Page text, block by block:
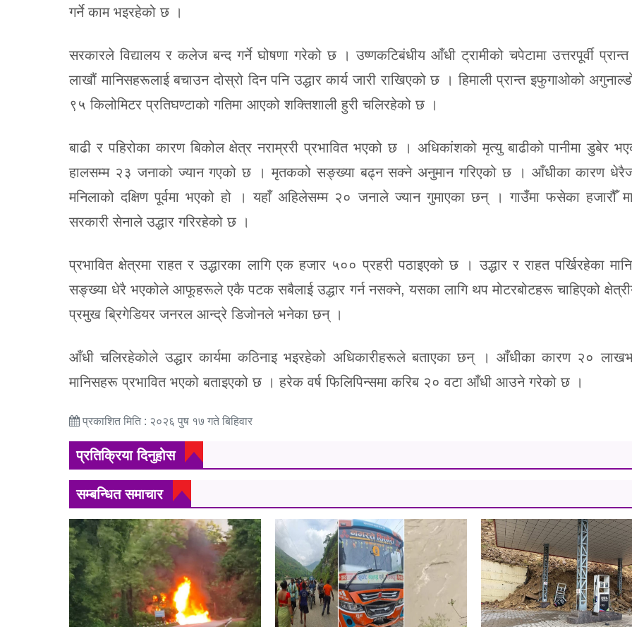
गर्ने काम भइरहेको छ ।
सरकारले विद्यालय र कलेज बन्द गर्ने घोषणा गरेको छ । उष्णकटिबंधीय आँधी ट्रामीको चपेटामा उत्तरपूर्वी
लाखौं मानिसहरूलाई बचाउन दोस्रो दिन पनि उद्धार कार्य जारी राखिएको छ । हिमाली प्रान्त इफुगाओको
९५ किलोमिटर प्रतिघण्टाको गतिमा आएको शक्तिशाली हुरी चलिरहेको छ ।
बाढी र पहिरोका कारण बिकोल क्षेत्र नराम्ररी प्रभावित भएको छ । अधिकांशको मृत्यु बाढीको पानीमा डुबेर
हालसम्म २३ जनाको ज्यान गएको छ । मृतकको सङ्ख्या बढ्न सक्ने अनुमान गरिएको छ । आँधीका कारण
मनिलाको दक्षिण पूर्वमा भएको हो । यहाँ अहिलेसम्म २० जनाले ज्यान गुमाएका छन् । गाउँमा फसेका हजारौँ
सरकारी सेनाले उद्धार गरिरहेको छ ।
प्रभावित क्षेत्रमा राहत र उद्धारका लागि एक हजार ५०० प्रहरी पठाइएको छ । उद्धार र राहत पर्खिरहेका
सङ्ख्या धेरै भएकोले आफूहरूले एकै पटक सबैलाई उद्धार गर्न नसक्ने, यसका लागि थप मोटरबोटहरू चाहिएको
प्रमुख ब्रिगेडियर जनरल आन्द्रे डिजोनले भनेका छन् ।
आँधी चलिरहेकोले उद्धार कार्यमा कठिनाइ भइरहेको अधिकारीहरूले बताएका छन् । आँधीका कारण २०
मानिसहरू प्रभावित भएको बताइएको छ । हरेक वर्ष फिलिपिन्समा करिब २० वटा आँधी आउने गरेको छ ।
प्रकाशित मिति : २०२६ पुष १७ गते बिहिवार
प्रतिक्रिया दिनुहोस
सम्बन्धित समाचार